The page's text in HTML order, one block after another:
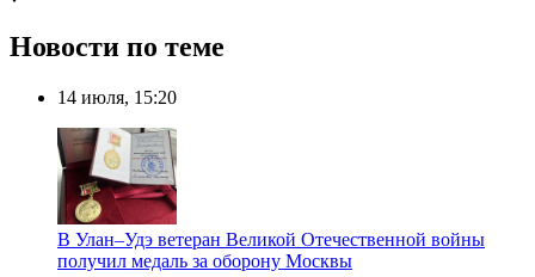
Новости по теме
14 июля, 15:20
В Улан–Удэ ветеран Великой Отечественной войны
получил медаль за оборону Москвы